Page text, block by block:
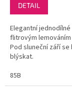
DETAIL
Elegantní
flitrovým
Pod sluneční září
blýskat.
85B